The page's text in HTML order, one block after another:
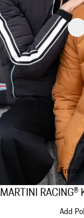
MARTINI
MARTINI
Add